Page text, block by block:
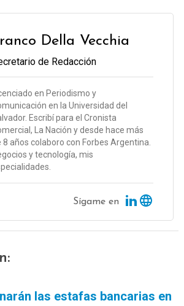
Della Vecchia
de Redacción
en Periodismo y
en la Universidad del
Escribí para el Cronista
La Nación y desde hace más
8 años colaboro con Forbes Argentina.
y tecnología, mis
Sígame en
las estafas bancarias en